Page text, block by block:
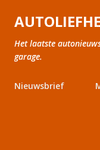
Het laatste
garage.
Nieuwsbrief